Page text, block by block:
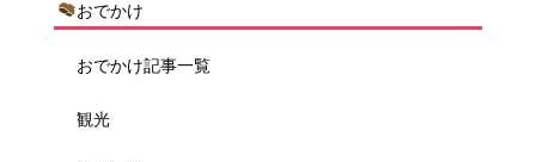
おでかけ
おでかけ記事一覧
観光